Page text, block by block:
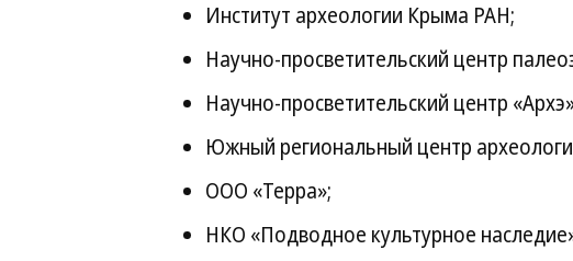
Институт археологии Крыма РАН;
Научно-просветительский центр
Научно-просветительский центр
Южный региональный центр
ООО «Терра»;
НКО «Подводное культурное